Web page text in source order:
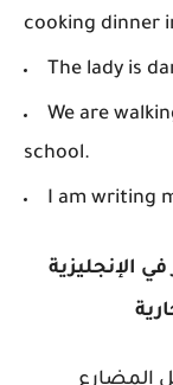
cooking dinner
The lady is
We are
school.
I am writing
في الإنجليزية
المضارع